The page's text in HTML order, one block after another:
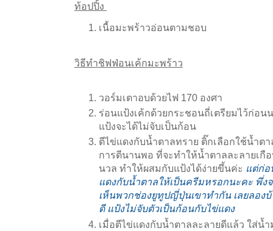
ท้อปปิ้ง
เนื้อมะพร้าวอ่อนตามชอบ
วิธีทำชิฟฟ่อนเค้กมะพร้าว
วอร์มเตาอบด้วยไฟ 170 องศา
ร่อนแป้งเค้กด้วยกระชอนถี่เตรียมไว้ก่อน
แป้งจะได้ไม่จับเป็นก้อน
ตีไข่แดงกับน้ำตาลทราย ติ๊กเลือกใช้น้ำตา
การตีนานพอ ที่จะทำให้น้ำตาลละลายเกื
นวล ทำให้ผสมกับแป้งได้ง่ายขึ้นค่ะ แต่ก่อ
แดงกับน้ำตาลให้เป็นครีมหรอกนะคะ พึ่งจ
เห็นพวกช่องยูทูปญี่ปุ่นเขาทำกัน เลยลอง
ดี แป้งไม่จับตัวเป็นก้อนกับไข่แดง
เมื่อตีไข่แดงกับน้ำตาลละลายดีแล้ว ใส่น้